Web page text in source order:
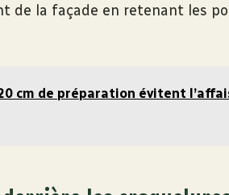
de la façade en retenant les
cm de préparation évitent